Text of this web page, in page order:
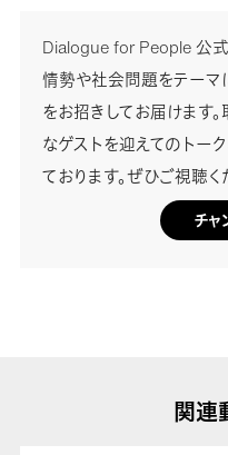
Dialogue for People 公式
情勢や社会問題をテーマ
をお招きしてお届けます
なゲストを迎えてのトー
ております。ぜひご視聴く
チャ
関連